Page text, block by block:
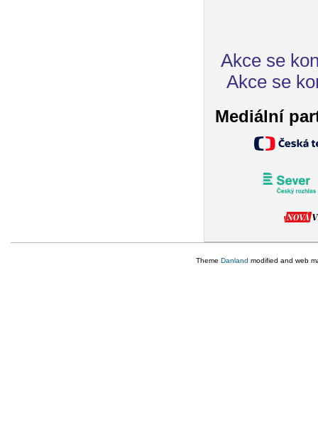
Akce se
Akce se
Mediální
Theme Danland modified and web